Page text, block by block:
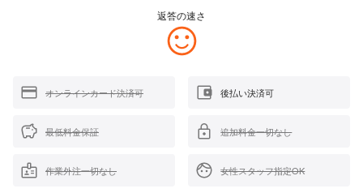
返答の速さ
オンラインカード決済可 後払い決済可
最低料金保証 追加料金一切なし
作業外注一切なし 女性スタッフ指定OK